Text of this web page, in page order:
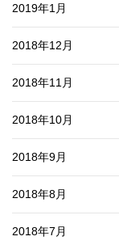
2019年1月
2018年12月
2018年11月
2018年10月
2018年9月
2018年8月
2018年7月